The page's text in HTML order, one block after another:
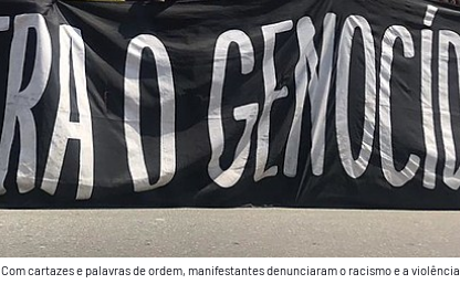
Com cartazes e palavras de ordem, manifestantes denunciaram o racismo e a violência